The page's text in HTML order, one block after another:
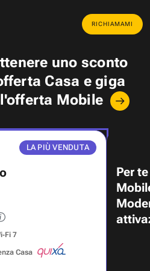
RICHIAMAMI
uno sconto
Casa egiga
Mobile
LA PIÙ VENDUTA
7
Casa
Per